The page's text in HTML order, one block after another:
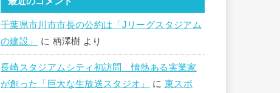
千葉県市川市市長の公約は「Jリーグスタジアム
の建設」
に 柄澤樹 より
長崎スタジアムシティ初訪問 情熱ある実業家
が創った「巨大な生放送スタジオ」
に 東スポ